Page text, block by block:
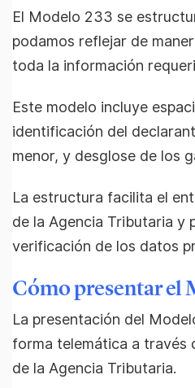
El Modelo 233 se
podamos reflejar de
toda la información
Este modelo incluye
identificación del
menor, y desglose de los
La estructura facilita el
de la Agencia Tributaria y
verificación de los datos
Cómo presentar el
La presentación del
forma telemática a través
de la Agencia Tributaria.